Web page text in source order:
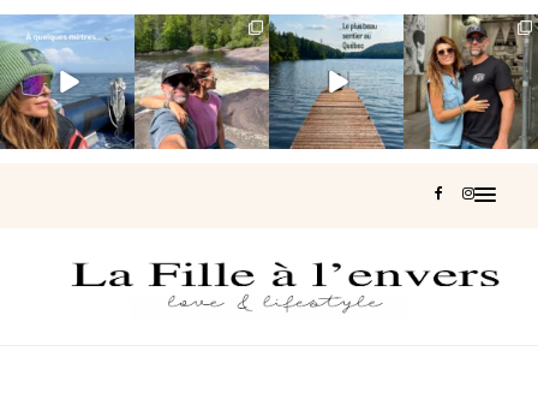
Voir une baleine
en photo, c’est
impressionnant
🐋...
Les Laurentides,
le Québec
version nature.
...
Et si je te disais
qu’il existe un
sentier où tu...
126 37
Montréal, une
très belle
surprise 🇨🇦
442